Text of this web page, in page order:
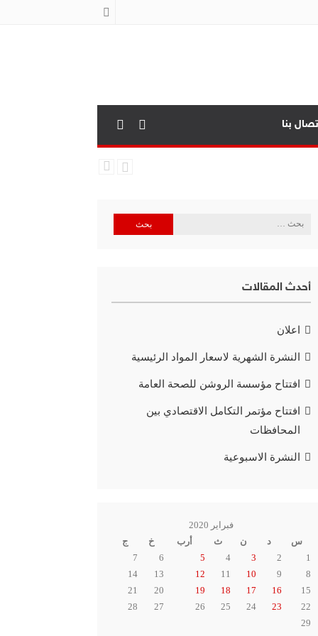
بنا
البحث
أحدث المقالات
اعلان
النشرة الشهرية لاسعار المواد الرئيسية
افتتاح مؤسسة الروشن للصحة العامة
افتتاح مؤتمر التكامل الاقتصادي بين
المحافظات
النشرة الاسبوعية
فبراير 2020
س
د ن ث أرب خ
ج
1
2
3
4
5
6
7
8
9
10
11
12
13
14
15
16
17
18
19
20
21
22
23
24
25
26
27
28
29